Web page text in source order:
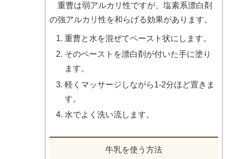
重曹は弱アルカリ性ですが、塩素系漂白剤
の強アルカリ性を和らげる効果があります。
重曹と水を混ぜてペースト状にします。
そのペーストを漂白剤が付いた手に塗り
ます。
軽くマッサージしながら1-2分ほど置きま
す。
水でよく洗い流します。
牛乳を使う方法